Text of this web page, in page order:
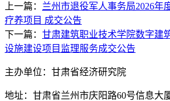
上一篇： 兰州市退役军人事务局2026年
疗养项目 成交公告
下一篇： 甘肃建筑职业技术学院数字建
设施建设项目监理服务成交公告
主办单位：甘肃省经济研究院
地址：甘肃省兰州市庆阳路60号信息大